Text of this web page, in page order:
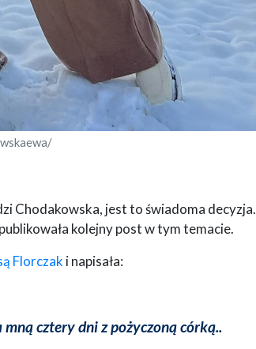
Chodakowska, jest to świadoma decyzja.
kolejny post w tym temacie.
Florczak i napisała:
cztery dni z pożyczoną córką..